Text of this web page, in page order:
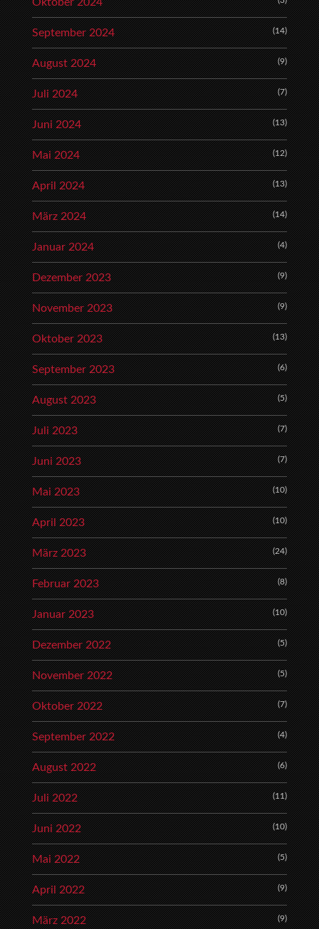
Oktober 2024
September 2024 (14)
August 2024 (9)
Juli 2024 (7)
Juni 2024 (13)
Mai 2024 (12)
April 2024 (13)
März 2024 (14)
Januar 2024 (4)
Dezember 2023 (9)
November 2023 (9)
Oktober 2023 (13)
September 2023 (6)
August 2023 (5)
Juli 2023 (7)
Juni 2023 (7)
Mai 2023 (10)
April 2023 (10)
März 2023 (24)
Februar 2023 (8)
Januar 2023 (10)
Dezember 2022 (5)
November 2022 (5)
Oktober 2022 (7)
September 2022 (4)
August 2022 (6)
Juli 2022 (11)
Juni 2022 (10)
Mai 2022 (5)
April 2022 (9)
März 2022 (9)